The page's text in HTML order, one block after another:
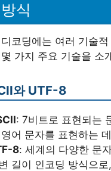
식
코딩에는 여러 기술
가지 주요 기술을 소
와 UTF-8
: 7비트로 표현되는
영어 문자를 표현하는
8: 세계의 다양한 문
길이 인코딩 방식으